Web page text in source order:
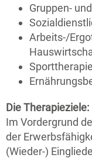
Gruppen-
Arbeits-/
Sporttherapie
Die Therapieziele:
Im Vordergrund
der
(Wieder-)